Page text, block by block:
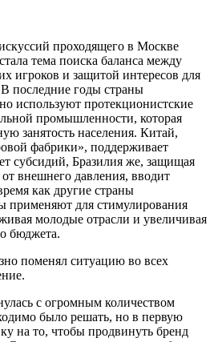
проходящего в Москве
тема поиска баланса между
игроков и защитой интересов для
последние годы страны
используют протекционистские
промышленности, которая
занятость населения. Китай,
фабрики», поддерживает
субсидий, Бразилия же, защищая
внешнего давления, вводит
как другие страны
применяют для стимулирования
молодые отрасли и увеличивая
бюджета.
поменял ситуацию во всех
с огромным количеством
было решать, но в первую
на то, чтобы продвинуть бренд